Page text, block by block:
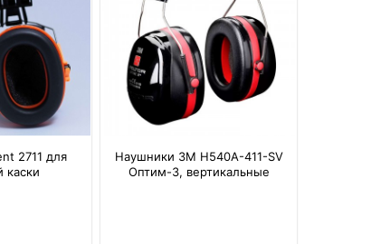
2711 для
каски
Наушники 3M H540A-411-SV
Оптим-3, вертикальные